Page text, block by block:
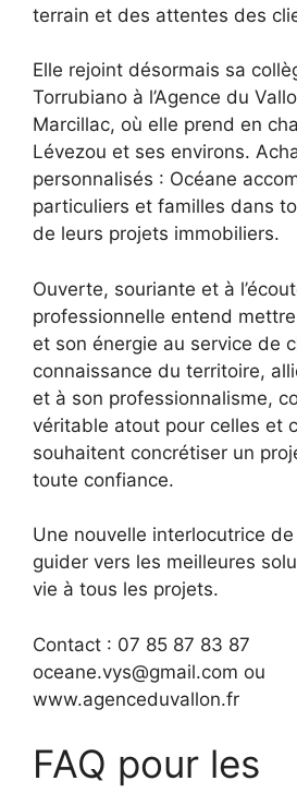
terrain et des attentes des
Elle rejoint désormais sa
Torrubiano à l’Agence du
Marcillac, où elle prend en
Lévezou et ses environs.
personnalisés : Océane
particuliers et familles dans
de leurs projets immobiliers.
Ouverte, souriante et à
professionnelle entend
et son énergie au service de
connaissance du territoire,
et à son professionnalisme,
véritable atout pour celles et
souhaitent concrétiser un
toute confiance.
Une nouvelle interlocutrice
guider vers les meilleures
vie à tous les projets.
Contact : 07 85 87 83 87
oceane.vys@gmail.com ou
www.agenceduvallon.fr
FAQ pour les